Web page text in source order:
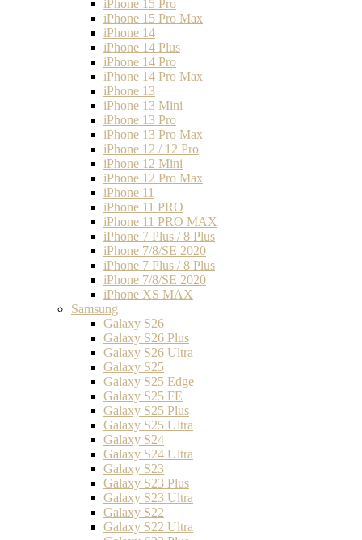
iPhone 15 Pro
iPhone 15 Pro Max
iPhone 14
iPhone 14 Plus
iPhone 14 Pro
iPhone 14 Pro Max
iPhone 13
iPhone 13 Mini
iPhone 13 Pro
iPhone 13 Pro Max
iPhone 12 / 12 Pro
iPhone 12 Mini
iPhone 12 Pro Max
iPhone 11
iPhone 11 PRO
iPhone 11 PRO MAX
iPhone 7 Plus / 8 Plus
iPhone 7/8/SE 2020
iPhone 7 Plus / 8 Plus
iPhone 7/8/SE 2020
iPhone XS MAX
Samsung
Galaxy S26
Galaxy S26 Plus
Galaxy S26 Ultra
Galaxy S25
Galaxy S25 Edge
Galaxy S25 FE
Galaxy S25 Plus
Galaxy S25 Ultra
Galaxy S24
Galaxy S24 Ultra
Galaxy S23
Galaxy S23 Plus
Galaxy S23 Ultra
Galaxy S22
Galaxy S22 Ultra